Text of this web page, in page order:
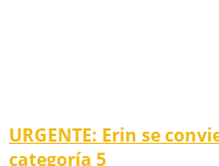
URGENTE: Erin se
categoría 5